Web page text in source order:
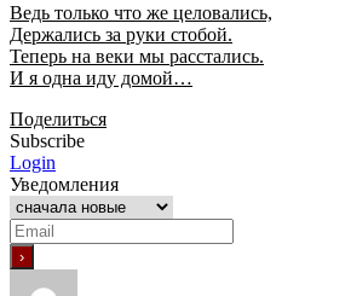
Ведь только что же целовались,
Держались за руки стобой.
Теперь на веки мы расстались.
И я одна иду домой…
Поделиться
Subscribe
Login
Уведомления